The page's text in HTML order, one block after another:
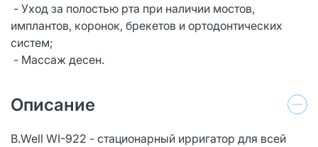
- Уход за полостью рта при наличии мостов,
имплантов, коронок, брекетов и ортодонтических
систем;
- Массаж десен.
Описание
B.Well WI-922 - стационарный ирригатор для всей